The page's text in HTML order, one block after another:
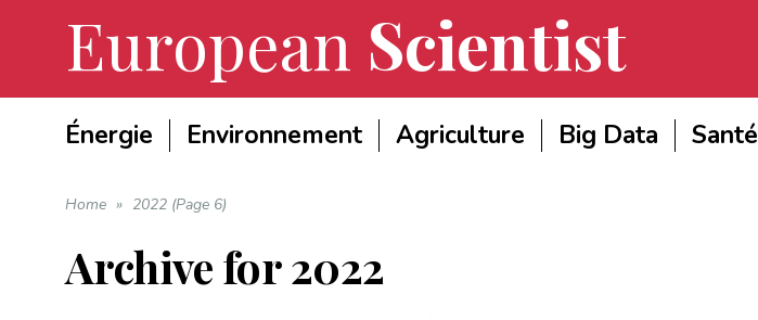
European Scientist
Énergie Environnement Agriculture Big Data Santé
Home » 2022 (Page 6)
Archive for2022